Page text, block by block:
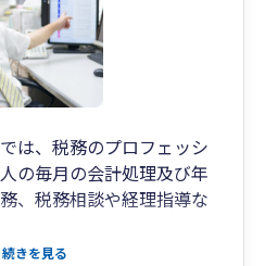
は、税務のプロフェッシ
の毎月の会計処理及び年
、税務相談や経理指導な
対応しております。
続きを見る